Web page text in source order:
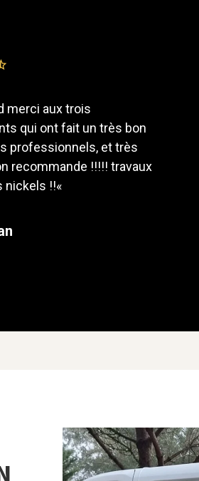
merci aux trois
qui ont fait un très bon
professionnels, et très
recommande !!!!! travaux
nickels !!«